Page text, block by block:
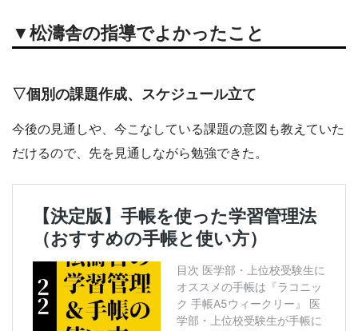
▼松濤舎の指導でよかったこと
▽個別の課題作成、スケジュール立て
今後の見通しや、今こなしている課題の意図も教えていた
だけるので、先を見通しながら勉強できた。